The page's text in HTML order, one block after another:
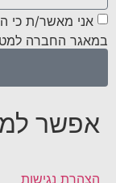
אני מאשר/ת כי
במאגר החברה
אפשר
הצהרת נגישות